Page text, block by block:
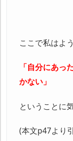
ここで私はよ
「自分にあっ
かない」
ということに
(本文p47より